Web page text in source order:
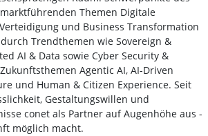
Themen Digitale
und Business Transformation
Trendthemen wie Sovereign &
AI & Data sowie Cyber Security &
Agentic AI, AI-Driven
und Human & Citizen Experience. Seit
Gestaltungswillen und
conet als Partner auf Augenhöhe aus -
möglich macht.